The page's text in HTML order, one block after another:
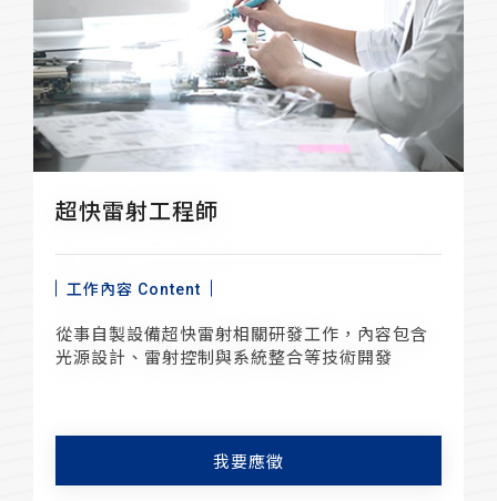
超快雷射工程師
工作內容 Content
從事自製設備超快雷射相關研發工作，內容包含
光源設計、雷射控制與系統整合等技術開發
我要應徵